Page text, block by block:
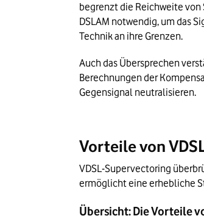
begrenzt die Reichweite
DSLAM notwendig, um das
Technik an ihre Grenzen.
Auch das Übersprechen
Berechnungen der
Gegensignal neutralisieren.
Vorteile von
VDSL-Supervectoring
ermöglicht eine erhebliche
Übersicht: Die Vorteile